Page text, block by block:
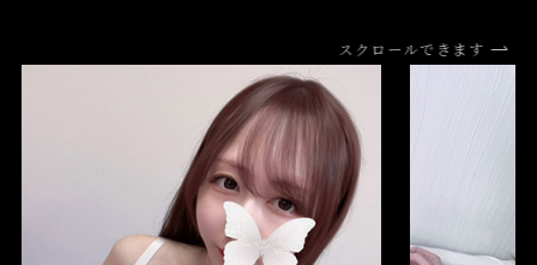
スクロールできます